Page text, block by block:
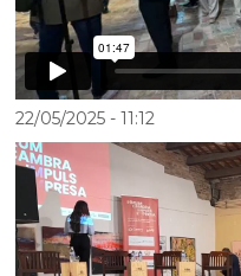
22/05/2025- 11:12